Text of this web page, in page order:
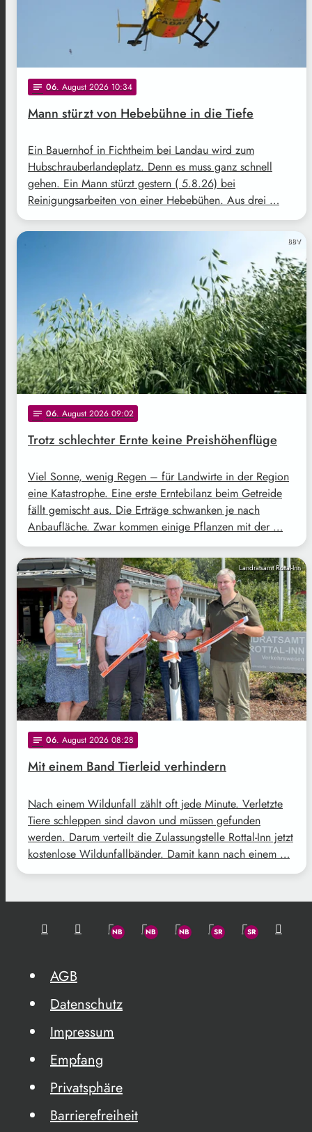
notes 06. August 2026 10:34
Mann stürzt von Hebebühne in die Tiefe
Ein Bauernhof in Fichtheim bei Landau wird zum
Hubschrauberlandeplatz. Denn es muss ganz schnell
gehen. Ein Mann stürzt gestern ( 5.8.26) bei
Reinigungsarbeiten von einer Hebebühen. Aus drei …
BBV
notes 06. August 2026 09:02
Trotz schlechter Ernte keine Preishöhenflüge
Viel Sonne, wenig Regen – für Landwirte in der Region
eine Katastrophe. Eine erste Erntebilanz beim Getreide
fällt gemischt aus. Die Erträge schwanken je nach
Anbaufläche. Zwar kommen einige Pflanzen mit der …
Landratsamt Rottal-Inn
notes 06. August 2026 08:28
Mit einem Band Tierleid verhindern
Nach einem Wildunfall zählt oft jede Minute. Verletzte
Tiere schleppen sind davon und müssen gefunden
werden. Darum verteilt die Zulassungstelle Rottal-Inn jetzt
kostenlose Wildunfallbänder. Damit kann nach einem …
AGB
Datenschutz
Impressum
Empfang
Privatsphäre
Barrierefreiheit